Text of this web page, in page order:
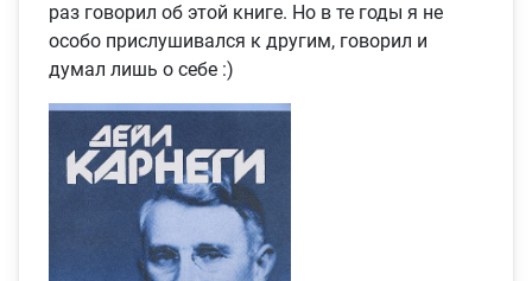
раз говорил об этой книге. Но в те годы я не
особо прислушивался к другим, говорил и
думал лишь о себе :)